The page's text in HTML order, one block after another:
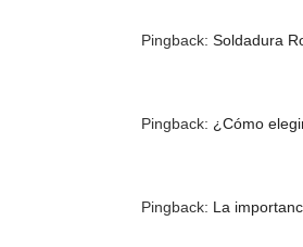
Pingback: Soldadura
Pingback: ¿Cómo
Pingback: La